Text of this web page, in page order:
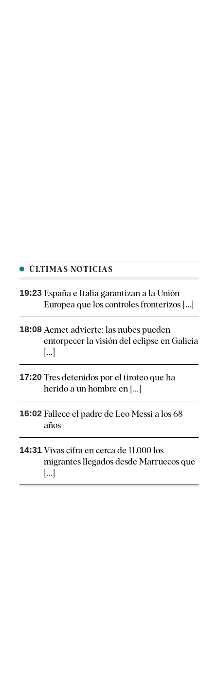
ÚLTIMAS NOTICIAS
19:23 España e Italia garantizan a la Unión
Europea que los controles fronterizos [...]
18:08 Aemet advierte: las nubes pueden
entorpecer la visión del eclipse en Galicia
[...]
17:20 Tres detenidos por el tiroteo que ha
herido a un hombre en [...]
16:02 Fallece el padre de Leo Messi a los 68
años
14:31 Vivas cifra en cerca de 11.000 los
migrantes llegados desde Marruecos que
[...]